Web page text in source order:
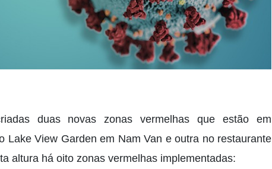
duas novas zonas vermelhas que estão em
Lake View Garden em Nam Van e outra no restaurante
altura há oito zonas vermelhas implementadas: